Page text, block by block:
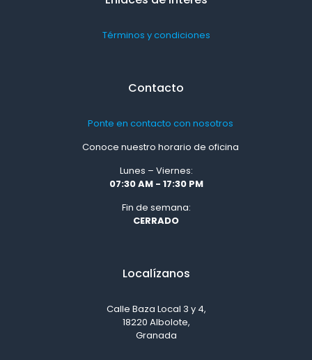
Términos y condiciones
Contacto
Ponte en contacto con nosotros
Conoce nuestro horario de oficina
Lunes – Viernes:
07:30 AM - 17:30 PM
Fin de semana:
CERRADO
Localízanos
Calle Baza Local 3 y 4,
18220 Albolote,
Granada